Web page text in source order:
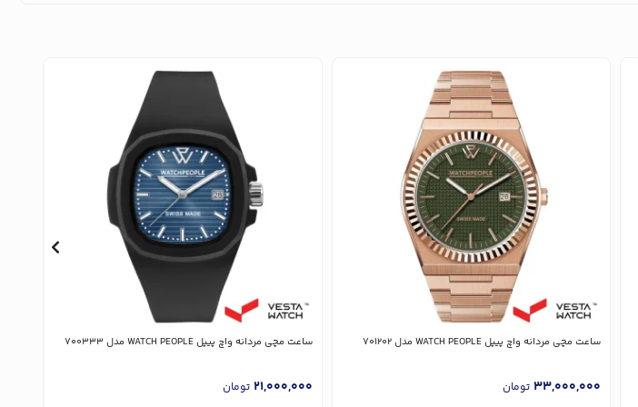
ساعت مچی مردانه واچ پیپل WATCH PEOPLE مدل 701202
33,000,000 تومان
ساعت مچی مردانه واچ پیپل WATCH PEOPLE مدل 700333
21,000,000 تومان